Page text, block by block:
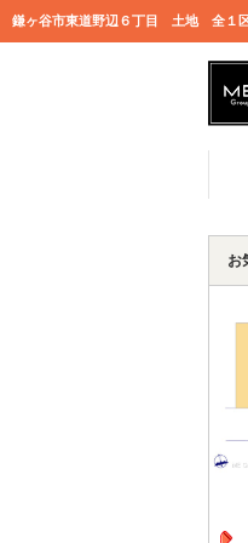
鎌ヶ谷市東道野辺６丁目 土地 全１区
お